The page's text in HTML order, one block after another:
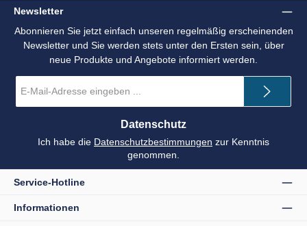
Newsletter
Abonnieren Sie jetzt einfach unseren regelmäßig erscheinenden
Newsletter und Sie werden stets unter den Ersten sein, über
neue Produkte und Angebote informiert werden.
Mail-
*
Datenschutz
Ich habe die Datenschutzbestimmungen zur Kenntnis
genommen.
Service-Hotline
Informationen